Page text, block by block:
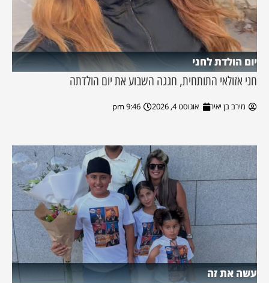
יום הולדת לחני
חני אזולאי התותחית, חגגה השבוע את יום הולדתה
מירב בן יאיר אוגוסט 4, 2026 9:46 pm
עשה את זה